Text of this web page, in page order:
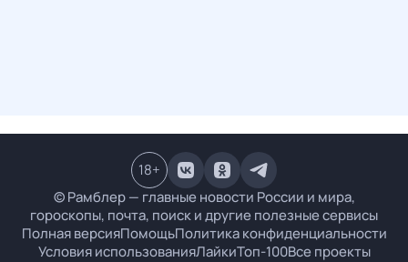
© Рамблер — главные новости России и мира,
гороскопы, почта, поиск и другие полезные сервисы
Полная версияПомощьПолитика конфиденциальности
Условия использованияЛайкиТоп-100Все проекты
18+